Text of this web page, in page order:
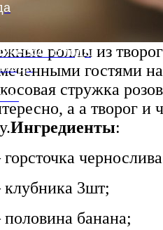
блюда
роллы из
гостями
стружка
а а творог и
Ингредиенты:
3шт;
банана;